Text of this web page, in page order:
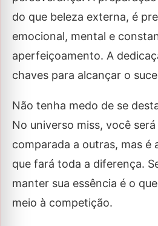
do que beleza externa, é
emocional, mental e
aperfeiçoamento. A
chaves para alcançar o
Não tenha medo de se
No universo miss, você
comparada a outras, mas é
que fará toda a diferença.
manter sua essência é o
meio à competição.